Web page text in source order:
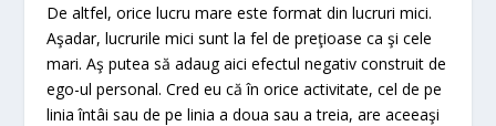
De altfel, orice lucru mare este format din lucruri mici.
Aşadar, lucrurile mici sunt la fel de preţioase ca şi cele
mari. Aş putea să adaug aici efectul negativ construit de
ego-ul personal. Cred eu că în orice activitate, cel de pe
linia întâi sau de pe linia a doua sau a treia, are aceeaşi